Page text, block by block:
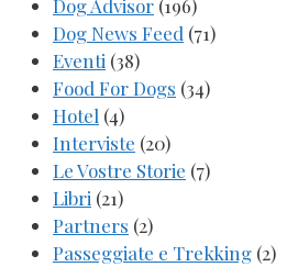
Dog Advisor (196)
Dog News Feed (71)
Eventi (38)
Food For Dogs (34)
Hotel (4)
Interviste (20)
Le Vostre Storie (7)
Libri (21)
Partners (2)
Passeggiate e Trekking (2)